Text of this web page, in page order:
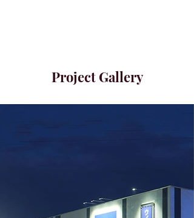
Project Gallery